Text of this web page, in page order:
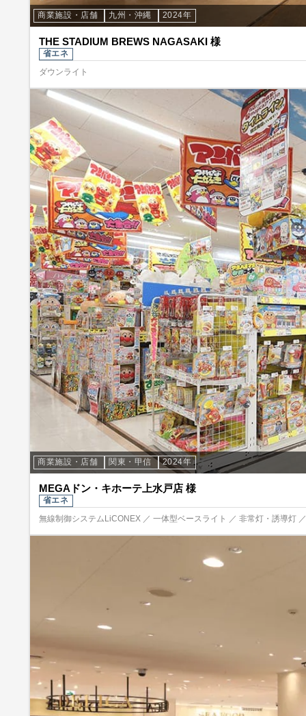
商業施設・店舗 九州・沖縄 2024年
THE STADIUM BREWS NAGASAKI 様
省エネ
ダウンライト
商業施設・店舗 関東・甲信 2024年
MEGAドン・キホーテ上水戸店 様
省エネ
無線制御システムLiCONEX ／ 一体型ベースライト ／ 非常灯・誘導灯